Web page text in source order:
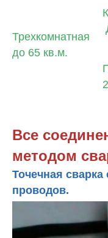
Трехкомнатная
до 65 кв.м.
Все
методом
Точечная
проводов.